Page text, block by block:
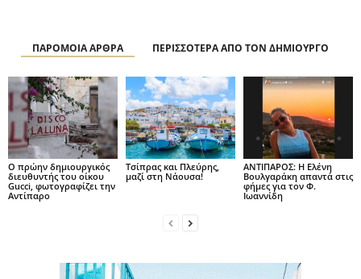
ΠΑΡΟΜΟΙΑ ΑΡΘΡΑ ΠΕΡΙΣΣΟΤΕΡΑ ΑΠΟ ΤΟΝ ΔΗΜΙΟΥΡΓΟ
Ο πρώην δημιουργικός
διευθυντής του οίκου
Gucci, φωτογραφίζει την
Αντίπαρο
Τσίπρας και Πλεύρης,
μαζί στη Νάουσα!
ΑΝΤΙΠΑΡΟΣ: Η Ελένη
Βουλγαράκη απαντά στις
φήμες για τον Φ.
Ιωαννίδη